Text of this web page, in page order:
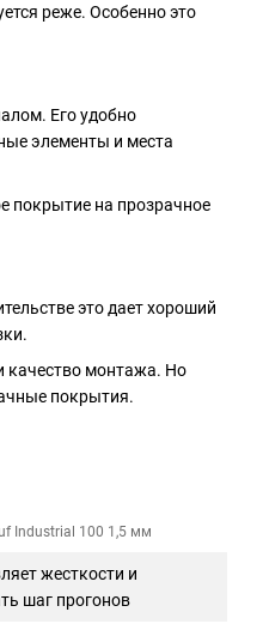
реже. Особенно это
Его удобно
элементы и места
покрытие на прозрачное
это дает хороший
качество монтажа. Но
покрытия.
Industrial 100 1,5 мм
жесткости и
шаг прогонов